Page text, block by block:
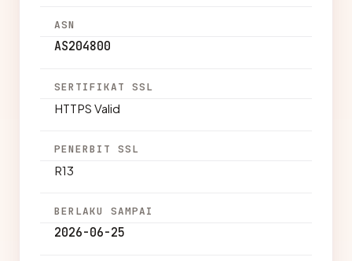
ASN
AS204800
SERTIFIKAT SSL
HTTPS Valid
PENERBIT SSL
R13
BERLAKU SAMPAI
2026-06-25